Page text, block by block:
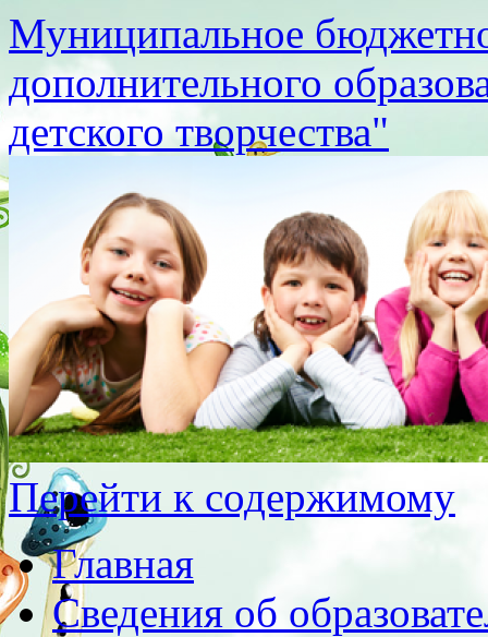
Муниципальное
дополнительного
детского творчества"
Перейти к содержимому
Главная
Сведения об